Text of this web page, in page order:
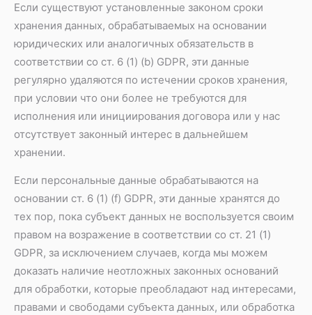
Если существуют установленные законом сроки
хранения данных, обрабатываемых на основании
юридических или аналогичных обязательств в
соответствии со ст. 6 (1) (b) GDPR, эти данные
регулярно удаляются по истечении сроков хранения,
при условии что они более не требуются для
исполнения или инициирования договора или у нас
отсутствует законный интерес в дальнейшем
хранении.
Если персональные данные обрабатываются на
основании ст. 6 (1) (f) GDPR, эти данные хранятся до
тех пор, пока субъект данных не воспользуется своим
правом на возражение в соответствии со ст. 21 (1)
GDPR, за исключением случаев, когда мы можем
доказать наличие неотложных законных оснований
для обработки, которые преобладают над интересами,
правами и свободами субъекта данных, или обработка